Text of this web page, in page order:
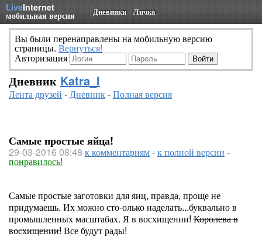
LiveInternet
мобильная версия Дневники Личка
Вы были перенаправлены на мобильную версию
страницы. Вернуться!
Авторизация
Дневник Katra_I
Лента друзей -Дневник-Полная версия
Самые простые яйца!
29-03-2016 08:48 к комментариям-к полной версии -
понравилось!
Самые простые заготовки для яиц, правда, проще не
придумаешь. Их можно сто-олько наделать...буквально в
промышленных масштабах. Я в восхищении! Королева в
восхищении!Все будут рады!